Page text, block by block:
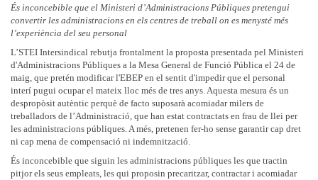
És inconcebible que el Ministeri d’Administracions Públiques pretengui
convertir les administracions en els centres de treball on es menysté més
l’experiència del seu personal
L’STEI Intersindical rebutja frontalment la proposta presentada pel Ministeri
d'Administracions Públiques a la Mesa General de Funció Pública el 24 de
maig, que pretén modificar l'EBEP en el sentit d'impedir que el personal
interí pugui ocupar el mateix lloc més de tres anys. Aquesta mesura és un
despropòsit autèntic perquè de facto suposarà acomiadar milers de
treballadors de l’Administració, que han estat contractats en frau de llei per
les administracions públiques. A més, pretenen fer-ho sense garantir cap dret
ni cap mena de compensació ni indemnització.
És inconcebible que siguin les administracions públiques les que tractin
pitjor els seus empleats, les qui proposin precaritzar, contractar i acomiadar